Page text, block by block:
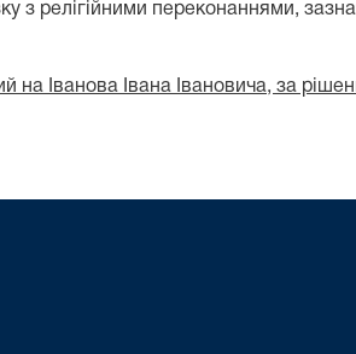
з релігійними переконаннями,
на Іванова Івана Івановича, за